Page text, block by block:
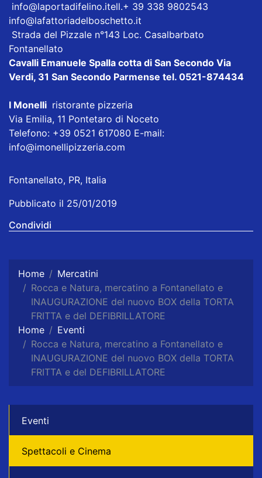
info@laportadifelino.itell.+ 39 338 9802543
info@lafattoriadelboschetto.it
Strada del Pizzale n°143 Loc. Casalbarbato
Fontanellato
Cavalli Emanuele Spalla cotta di San Secondo Via
Verdi, 31 San Secondo Parmense tel. 0521-874434
I Monelli ristorante pizzeria
Via Emilia, 11 Pontetaro di Noceto
Telefono: +39 0521 617080 E-mail:
info@imonellipizzeria.com
Fontanellato, PR, Italia
Pubblicato il 25/01/2019
Condividi
Home
Mercatini
Rocca e Natura, mercatino a Fontanellato e
INAUGURAZIONE del nuovo BOX della TORTA
FRITTA e del DEFIBRILLATORE
Home
Eventi
Rocca e Natura, mercatino a Fontanellato e
INAUGURAZIONE del nuovo BOX della TORTA
FRITTA e del DEFIBRILLATORE
Eventi
Spettacoli e Cinema